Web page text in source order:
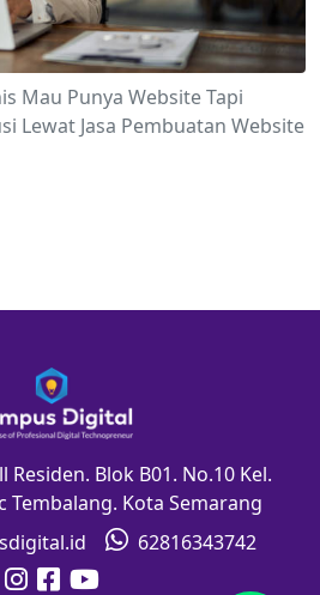
Mau Punya Website Tapi
Lewat Jasa Pembuatan Website
Residen. Blok B01. No.10 Kel.
Tembalang. Kota Semarang
62816343742